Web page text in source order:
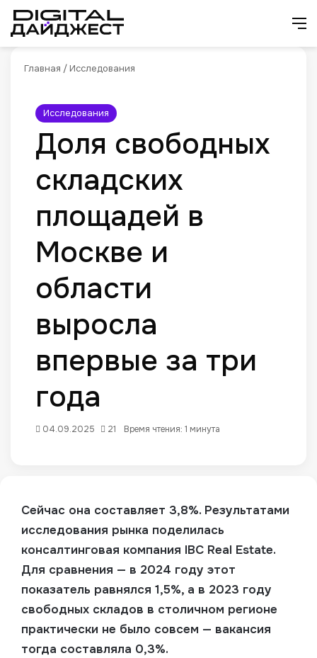
Главная / Исследования
Исследования
Доля свободных
складских
площадей в
Москве и
области
выросла
впервые за три
года
04.09.2025 21 Время чтения: 1 минута
Сейчас она составляет 3,8%. Результатами
исследования рынка поделилась
консалтинговая компания IBC Real Estate.
Для сравнения — в 2024 году этот
показатель равнялся 1,5%, а в 2023 году
свободных складов в столичном регионе
практически не было совсем — вакансия
тогда составляла 0,3%.